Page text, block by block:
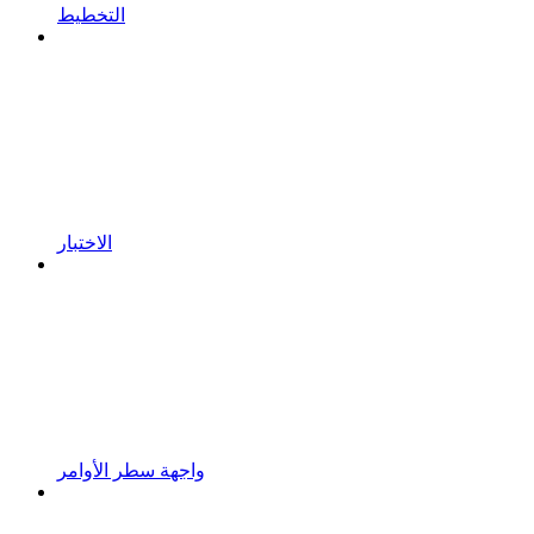
التخطيط
الاختبار
واجهة سطر الأوامر